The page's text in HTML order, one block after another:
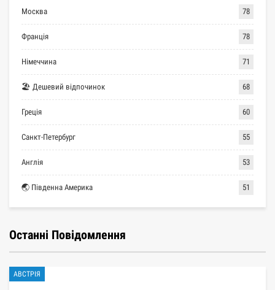
Москва 78
Франція 78
Німеччина 71
🏖 Дешевий відпочинок 68
Греція 60
Санкт-Петербург 55
Англія 53
🌏 Південна Америка 51
Останні Повідомлення
АВСТРІЯ